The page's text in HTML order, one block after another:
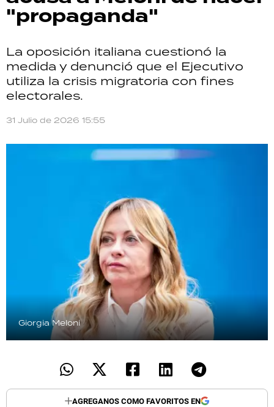
"propaganda"
La oposición italiana cuestionó la
medida y denunció que el Ejecutivo
utiliza la crisis migratoria con fines
electorales.
31 Julio de 2026 15:55
Giorgia Meloni
AGREGANOS COMO FAVORITOS EN